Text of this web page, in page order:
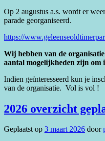
Op 2 augustus a.s. wordt er
parade georganiseerd.
https://
Wij hebben van de
aantal mogelijkheden zijn
Indien geïnteresseerd kun je
van de organisatie. Vol is vol !
2026 overzicht
Geplaatst op 3 maart 2026 door